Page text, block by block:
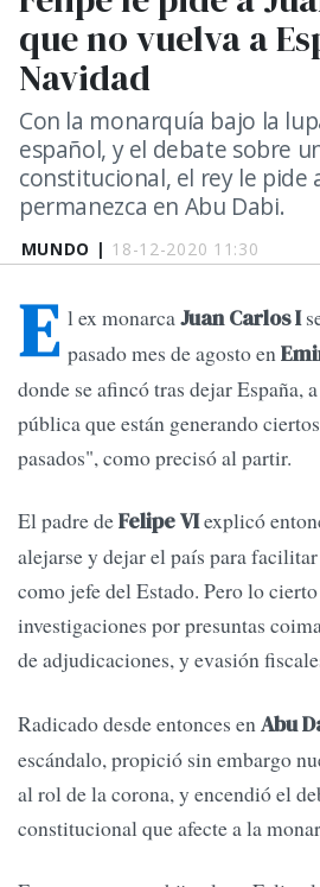
MUNDO | 18-12-2020 11:30
que no vuelva a
Navidad
Con la monarquía bajo la
español, y el debate sobre
constitucional, el rey le pide
permanezca en Abu Dabi.
E l ex monarcaJuan Carlos I
pasado mes de agosto en
donde se afincó tras dejar España,
pública que están generando
pasados", como precisó al partir.
El padre deFelipe VIexplicó
alejarse y dejar el país para
como jefe del Estado. Pero lo
investigaciones por presuntas
de adjudicaciones, y evasión
Radicado desde entonces enAbu
escándalo, propició sin embargo
al rol de la corona, y encendió el
constitucional que afecte a la